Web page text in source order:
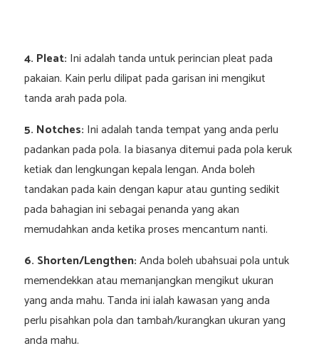
4. Pleat: Ini adalah tanda untuk perincian pleat pada
pakaian. Kain perlu dilipat pada garisan ini mengikut
tanda arah pada pola.
5. Notches: Ini adalah tanda tempat yang anda perlu
padankan pada pola. Ia biasanya ditemui pada pola keruk
ketiak dan lengkungan kepala lengan. Anda boleh
tandakan pada kain dengan kapur atau gunting sedikit
pada bahagian ini sebagai penanda yang akan
memudahkan anda ketika proses mencantum nanti.
6. Shorten/Lengthen:Anda boleh ubahsuai pola untuk
memendekkan atau memanjangkan mengikut ukuran
yang anda mahu. Tanda ini ialah kawasan yang anda
perlu pisahkan pola dan tambah/kurangkan ukuran yang
anda mahu.